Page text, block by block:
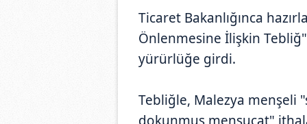
Ticaret Bakanlığınca
Önlenmesine İlişkin
yürürlüğe girdi.
Tebliğle, Malezya menşeli
dokunmuş mensucat"